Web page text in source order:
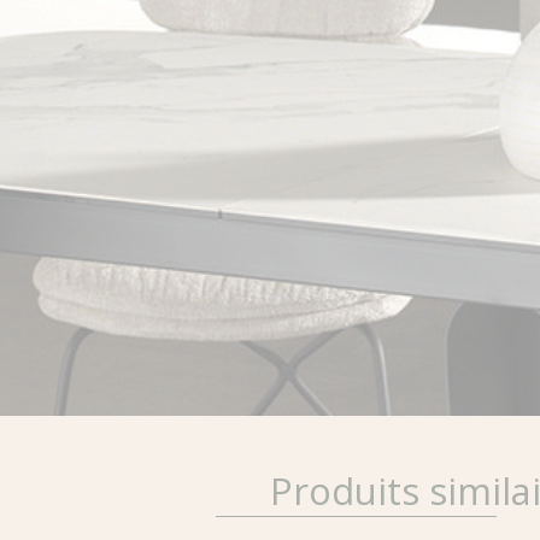
Produits